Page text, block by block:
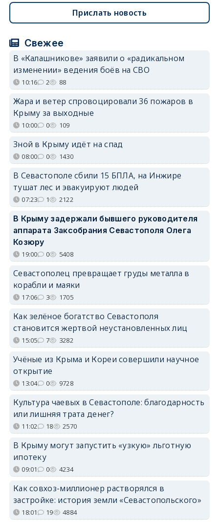
Прислать новость
Свежее
В «Калашникове» заявили о «радикальном
изменении» ведения боёв на СВО
10:16 2 88
Жара и ветер спровоцировали 36 пожаров в
Крыму за выходные
10:00 0 109
Зной в Крыму идёт на спад
08:00 0 1430
В Севастополе сбили 15 БПЛА, на Инжире
тушат лес и эвакуируют людей
07:23 1 2122
В Крыму задержали бывшего руководителя
аппарата Заксобрания Севастополя Олега
Козюру
19:00 0 5408
Севастополец превращает груды металла в
корабли и маяки
17:06 3 1705
Как зелёное богатство Севастополя
становится жертвой неустановленных лиц
15:05 7 3282
Учёные из Крыма и Кореи совершили научное
открытие
13:04 0 9728
Культура чаевых в Севастополе: благодарность
или лишняя трата денег?
11:02 18 2570
В Крыму могут запустить «узкую» льготную
ипотеку
09:01 0 4234
Как совхоз-миллионер растворялся в
застройке: история земли «Севастопольского»
18:01 19 4884